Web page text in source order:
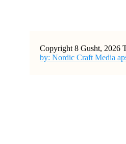
Copyright 8 Gusht, 2026
by: Nordic Craft Media